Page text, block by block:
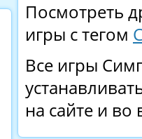
Посмотреть
игры с тегом
Все игры
на сайте и